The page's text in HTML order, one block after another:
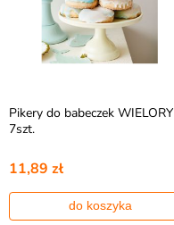
Pikery do babeczek
7szt.
11,89 zł
do koszyka